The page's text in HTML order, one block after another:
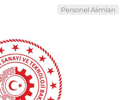
Personel Alımları